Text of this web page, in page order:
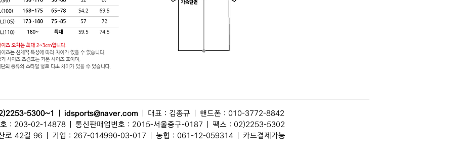
5300~1 idsports@naver.com| 대표 : 김종규 | 핸드폰 : 010-3772-8842
호 : 203-02-14878 | 통신판매업번호 : 2015-서울중구-0187 | 팩스 : 02)2253-5302
로 42길 96| 기업 : 267-014990-03-017 | 농협 : 061-12-059314 | 카드결제가능